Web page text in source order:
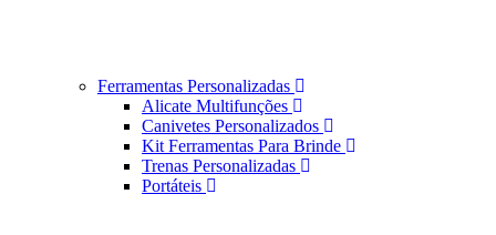
Ferramentas Personalizadas
Alicate Multifunções
Canivetes Personalizados
Kit Ferramentas Para Brinde
Trenas Personalizadas
Portáteis